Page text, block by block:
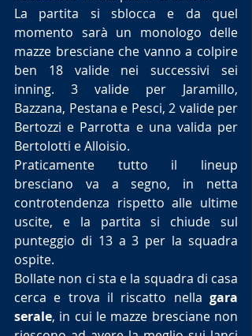
La partita si sblocca e da quel
momento sarà un monologo delle
mazze bresciane che vanno a colpire
ben 18 valide nei successivi sei
inning. 3 valide per Jaramillo,
Bazzana, Pestana e Pesci, 2 valide per
Bertozzi e Parrotta e una valida per
Bertolotti e Alloisio.
Praticamente tutto il lineup
bresciano va a segno, in netta
controtendenza rispetto alle ultime
uscite, e la partita si chiude sul
punteggio di 13 a 3 per la squadra
ospite.
Bollate non ci sta e la squadra di casa
cerca e trova il riscatto nella gara
serale, in cui le mazze bresciane non